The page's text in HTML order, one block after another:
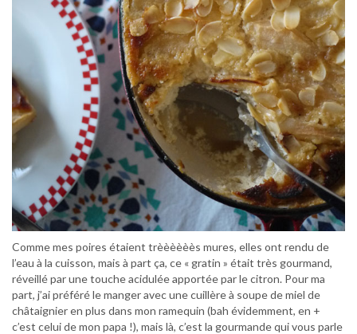
Comme mes poires étaient trèèèèèès mures, elles ont rendu de
l’eau à la cuisson, mais à part ça, ce « gratin » était très gourmand,
réveillé par une touche acidulée apportée par le citron. Pour ma
part, j’ai préféré le manger avec une cuillère à soupe de miel de
châtaignier en plus dans mon ramequin (bah évidemment, en +
c’est celui de mon papa !), mais là, c’est la gourmande qui vous parle